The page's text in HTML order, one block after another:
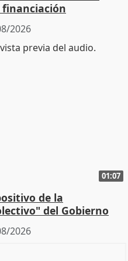
financiación
2026
01:07
de la
del Gobierno
2026